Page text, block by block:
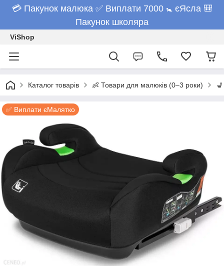
💳 Пакунок малюка ✅ Виплати 7000 🚼 єЯсла 🎒
Пакунок школяра
ViShop
Каталог товарів 👶 Товари для малюків (0–3 роки)
✅ Виплати єМалятко